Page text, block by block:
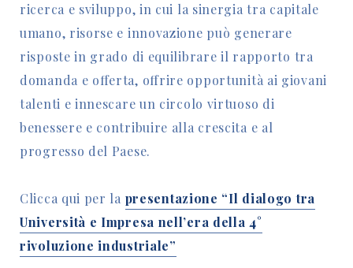
ricerca e sviluppo, in cui la sinergia tra capitale
umano, risorse e innovazione può generare
risposte in grado di equilibrare il rapporto tra
domanda e offerta, offrire opportunità ai giovani
talenti e innescare un circolo virtuoso di
benessere e contribuire alla crescita e al
progresso del Paese.
Clicca qui per la presentazione “Il dialogo tra
Università e Impresa nell’era della 4°
rivoluzione industriale”